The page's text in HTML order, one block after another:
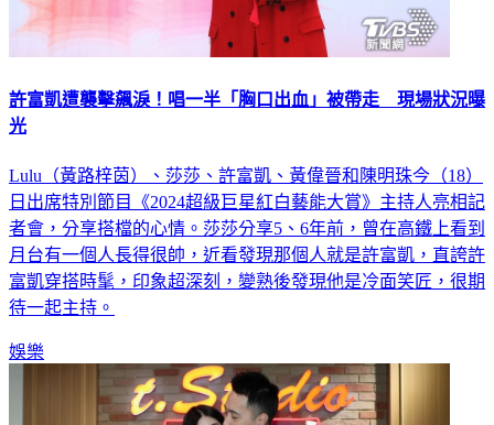
許富凱遭襲擊飆淚！唱一半「胸口出血」被帶走 現場狀況曝
光
Lulu（黃路梓茵）、莎莎、許富凱、黃偉晉和陳明珠今（18）
日出席特別節目《2024超級巨星紅白藝能大賞》主持人亮相記
者會，分享搭檔的心情。莎莎分享5、6年前，曾在高鐵上看到
月台有一個人長得很帥，近看發現那個人就是許富凱，直誇許
富凱穿搭時髦，印象超深刻，變熟後發現他是冷面笑匠，很期
待一起主持。
娛樂